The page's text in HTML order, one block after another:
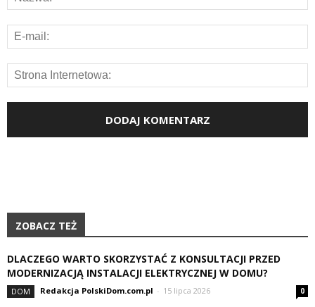
ZOBACZ TEŻ
DLACZEGO WARTO SKORZYSTAĆ Z KONSULTACJI PRZED
MODERNIZACJĄ INSTALACJI ELEKTRYCZNEJ W DOMU?
DOM Redakcja PolskiDom.com.pl - 15 lipca 2026 0